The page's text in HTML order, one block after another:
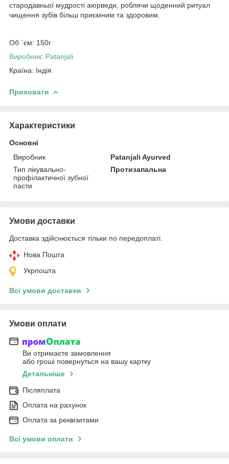
стародавньої мудрості аюрведи, роблячи щоденний ритуал
чищення зубів більш приємним та здоровим.
Об `єм: 150г
Виробник: Patanjali
Країна: Індія
Приховати
Характеристики
Основні
Виробник
Patanjali Ayurved
Тип лікувально-
профілактичної зубної
пасти
Протизапальна
Умови доставки
Доставка здійснюється тільки по передоплаті.
Нова Пошта
Укрпошта
Всі умови доставки
Умови оплати
Ви отримаєте замовлення
або гроші повернуться на вашу картку
Детальніше
Післяплата
Оплата на рахунок
Оплата за реквізитами
Всі умови оплати